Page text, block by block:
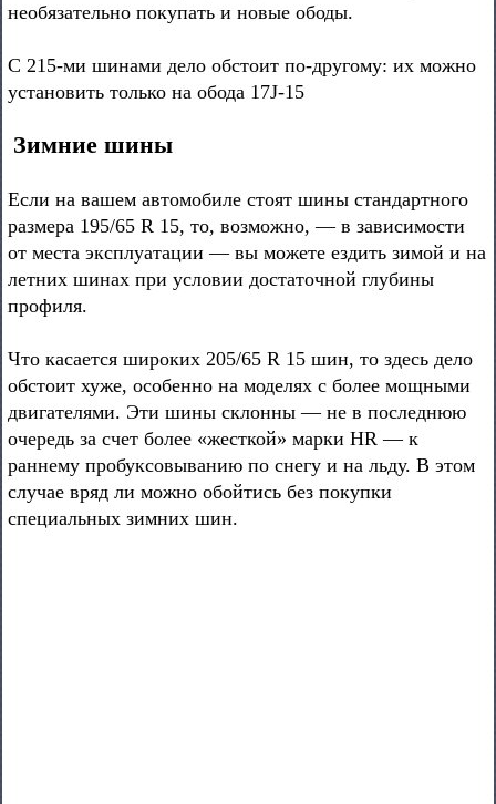
необязательно покупать и новые ободы.
С 215-ми шинами дело обстоит по-другому: их можно
установить только на обода 17J-15
Зимние шины
Если на вашем автомобиле стоят шины стандартного
размера 195/65 R 15, то, возможно, — в зависимости
от места эксплуатации — вы можете ездить зимой и на
летних шинах при условии достаточной глубины
профиля.
Что касается широких 205/65 R 15 шин, то здесь дело
обстоит хуже, особенно на моделях с более мощными
двигателями. Эти шины склонны — не в последнюю
очередь за счет более «жесткой» марки HR — к
раннему пробуксовыванию по снегу и на льду. В этом
случае вряд ли можно обойтись без покупки
специальных зимних шин.